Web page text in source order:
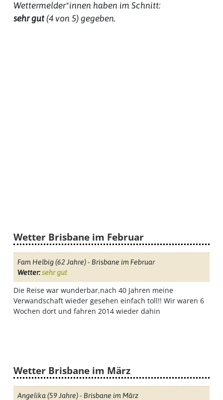
Startseite
Wettermelder*innen haben im Schnitt:
sehr gut(4von 5) gegeben.
Wetter Brisbane im Februar
Fam Helbig(62 Jahre) - Brisbane im Februar
Wetter:sehr gut
Die Reise war wunderbar,nach 40 Jahren meine
Verwandschaft wieder gesehen einfach toll!! Wir waren 6
Wochen dort und fahren 2014 wieder dahin
Wetter Brisbane im März
Angelika (59 Jahre) - Brisbane im März